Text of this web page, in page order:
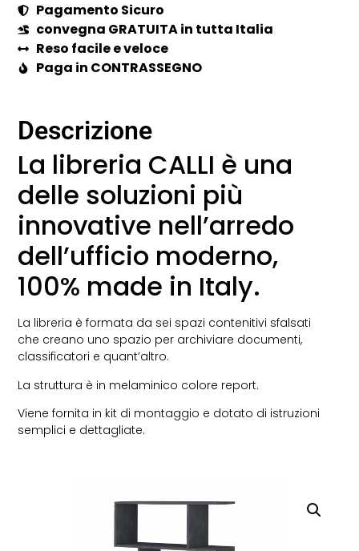
Pagamento Sicuro
convegna GRATUITA in tutta Italia
Reso facile e veloce
Paga in CONTRASSEGNO
Descrizione
La libreria CALLI è una
delle soluzioni più
innovative nell’arredo
dell’ufficio moderno,
100% made in Italy.
La libreria è formata da sei spazi contenitivi sfalsati
che creano uno spazio per archiviare documenti,
classificatori e quant’altro.
La struttura è in melaminico colore report.
Viene fornita in kit di montaggio e dotato di istruzioni
semplici e dettagliate.